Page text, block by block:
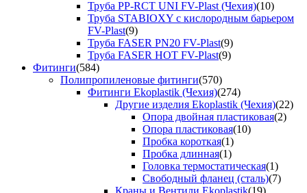
Труба PP-RCT UNI FV-Plast (Чехия)(10)
Труба STABIOXY с кислородным барьером
FV-Plast(9)
Труба FASER PN20 FV-Plast(9)
Труба FASER HOT FV-Plast(9)
Фитинги(584)
Полипропиленовые фитинги(570)
Фитинги Ekoplastik (Чехия)(274)
Другие изделия Ekoplastik (Чехия)(22)
Опора двойная пластиковая(2)
Опора пластиковая(10)
Пробка короткая(1)
Пробка длинная(1)
Головка термостатическая(1)
Свободный фланец (сталь)(7)
Краны и Вентили Ekoplastik(19)